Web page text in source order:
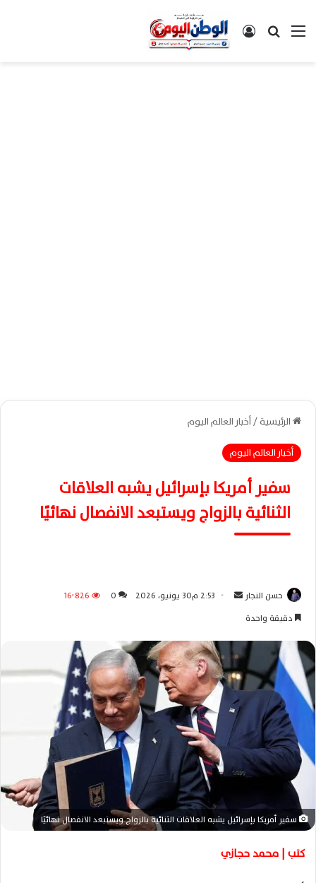
القائمةبحث عن تسجيل الدخول
الرئيسية/أخبار العالم اليوم
أخبار العالم اليوم
سفير أمريكا بإسرائيل يشبه العلاقات
الثنائية بالزواج ويستبعد الانفصال نهائيًا
حسن النجار
ر
د
ا
ل
ر
و
ن
2:53 م30 يونيو، 2026 0
16٬826
دقيقة واحدة
سفير أمريكا بإسرائيل يشبه العلاقات الثنائية بالزواج ويستبعد الانفصال نهائيًا
كتب | محمد حجازي